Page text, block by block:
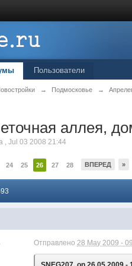
Пользователи
→ Подмосковье →
аллея,
,Jul 03 2008 21:44
24 25 26 27 28 ВПЕРЕД »
Отправлено28 May 2009 -